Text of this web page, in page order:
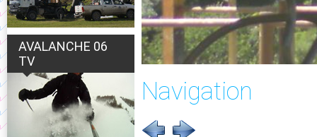
AVALANCHE 06
TV
Navigation